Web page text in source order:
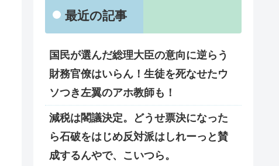
最近の記事
国民が選んだ総理大臣の意向に逆らう
財務官僚はいらん！生徒を死なせたウ
ソつき左翼のアホ教師も！
減税は閣議決定。どうせ票決になった
ら石破をはじめ反対派はしれーっと賛
成するんやで、こいつら。